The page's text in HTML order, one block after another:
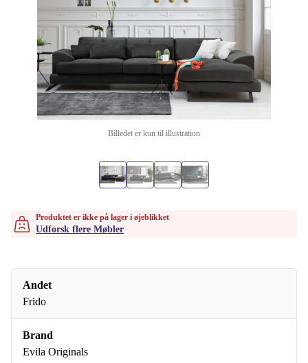
Billedet er kun til illustration
Produktet er ikke på lager i øjeblikket
Udforsk flere Møbler
Andet
Frido
Brand
Evila Originals